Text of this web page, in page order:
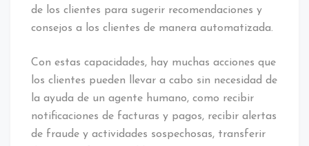
de los clientes para sugerir recomendaciones y
consejos a los clientes de manera automatizada.
Con estas capacidades, hay muchas acciones que
los clientes pueden llevar a cabo sin necesidad de
la ayuda de un agente humano, como recibir
notificaciones de facturas y pagos, recibir alertas
de fraude y actividades sospechosas, transferir